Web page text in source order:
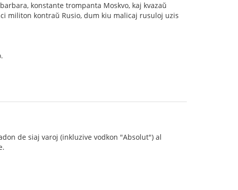
konstante trompanta Moskvo, kaj kvazaŭ
militon kontraŭ Rusio, dum kiu malicaj rusuloj uzis
de siaj varoj (inkluzive vodkon "Absolut") al